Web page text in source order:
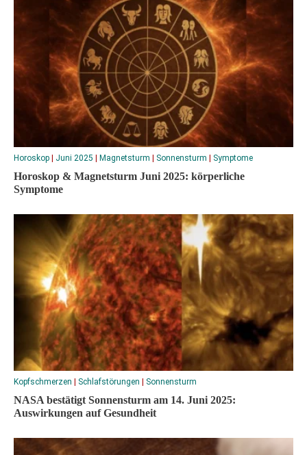
Horoskop | Juni 2025 | Magnetsturm | Sonnensturm | Symptome
Horoskop & Magnetsturm Juni 2025: körperliche
Symptome
Kopfschmerzen | Schlafstörungen | Sonnensturm
NASA bestätigt Sonnensturm am 14. Juni 2025:
Auswirkungen auf Gesundheit